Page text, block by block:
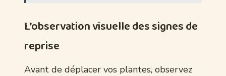
L’observation visuelle des signes de
reprise
Avant de déplacer vos plantes, observez